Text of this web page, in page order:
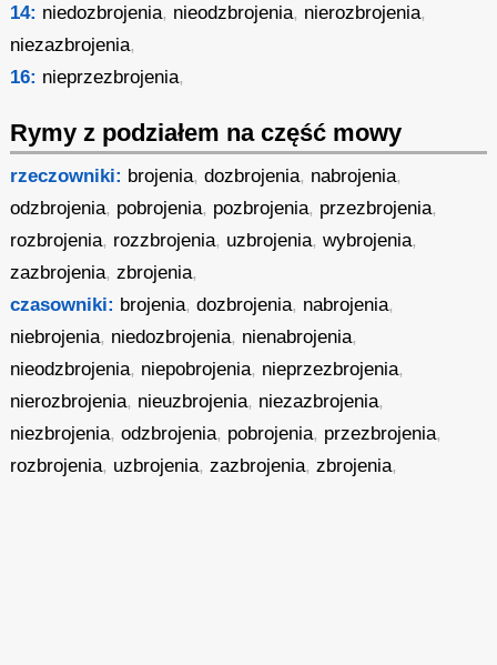
14: niedozbrojenia, nieodzbrojenia, nierozbrojenia,
niezazbrojenia,
16: nieprzezbrojenia,
Rymy z podziałem na część mowy
rzeczowniki: brojenia,dozbrojenia, nabrojenia,
odzbrojenia, pobrojenia, pozbrojenia, przezbrojenia,
rozbrojenia, rozzbrojenia, uzbrojenia,wybrojenia,
zazbrojenia,zbrojenia,
czasowniki: brojenia,dozbrojenia, nabrojenia,
niebrojenia, niedozbrojenia, nienabrojenia,
nieodzbrojenia, niepobrojenia, nieprzezbrojenia,
nierozbrojenia, nieuzbrojenia, niezazbrojenia,
niezbrojenia,odzbrojenia, pobrojenia, przezbrojenia,
rozbrojenia, uzbrojenia,zazbrojenia,zbrojenia,